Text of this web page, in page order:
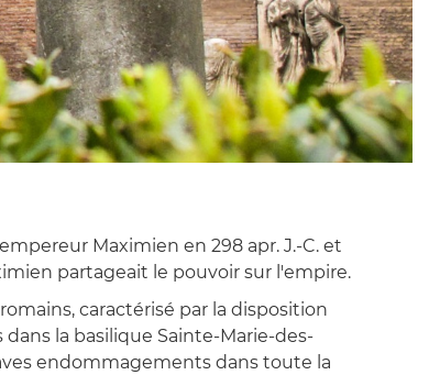
Maximien en 298 apr. J.-C. et
partageait le pouvoir sur l'empire.
caractérisé par la disposition
la basilique Sainte-Marie-des-
endommagements dans toute la